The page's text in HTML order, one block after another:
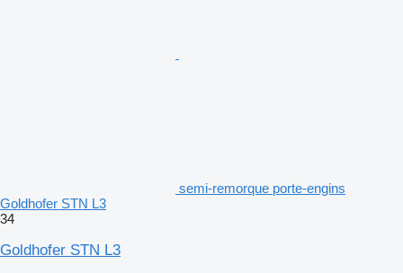
semi-remorque porte-engins
Goldhofer STN L3
34
Goldhofer STN L3